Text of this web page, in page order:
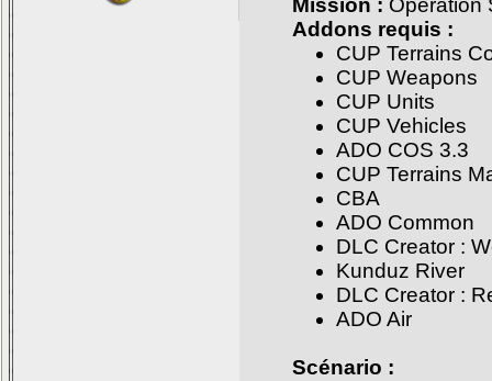
Mission : Opération
Addons requis :
CUP Terrains
CUP Weapons
CUP Units
CUP Vehicles
ADO COS 3.3
CUP Terrains
CBA
ADO Common
DLC Creator :
Kunduz River
DLC Creator :
ADO Air
Scénario :